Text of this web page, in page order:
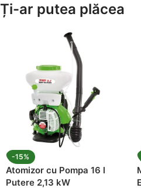
Ți-ar putea plăcea
-15%
Atomizor cu Pompa 16 l
Putere 2,13 kW